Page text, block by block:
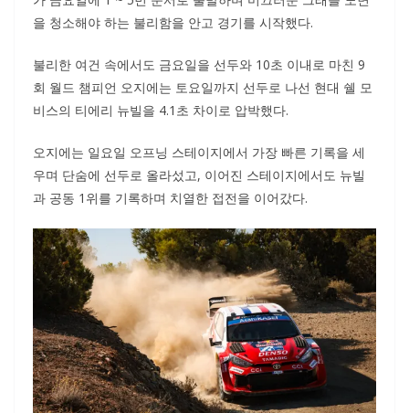
을 청소해야 하는 불리함을 안고 경기를 시작했다.
불리한 여건 속에서도 금요일을 선두와 10초 이내로 마친 9
회 월드 챔피언 오지에는 토요일까지 선두로 나선 현대 쉘 모
비스의 티에리 뉴빌을 4.1초 차이로 압박했다.
오지에는 일요일 오프닝 스테이지에서 가장 빠른 기록을 세
우며 단숨에 선두로 올라섰고, 이어진 스테이지에서도 뉴빌
과 공동 1위를 기록하며 치열한 접전을 이어갔다.